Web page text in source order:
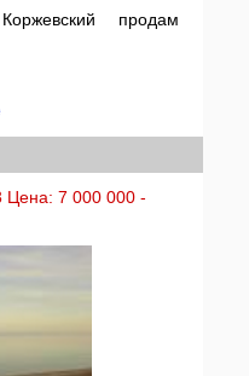
продам
7 000 000 -